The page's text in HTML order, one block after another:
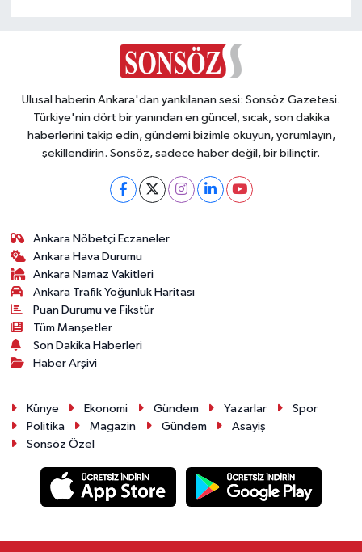
Ulusal haberin Ankara'dan yankılanan sesi: Sonsöz Gazetesi.
Türkiye'nin dört bir yanından en güncel, sıcak, son dakika
haberlerini takip edin, gündemi bizimle okuyun, yorumlayın,
şekillendirin. Sonsöz, sadece haber değil, bir bilinçtir.
Ankara Nöbetçi Eczaneler
Ankara Hava Durumu
Ankara Namaz Vakitleri
Ankara Trafik Yoğunluk Haritası
Puan Durumu ve Fikstür
Tüm Manşetler
Son Dakika Haberleri
Haber Arşivi
Künye Ekonomi Gündem Yazarlar
Spor
Politika
Magazin Gündem
Asayiş
Sonsöz Özel